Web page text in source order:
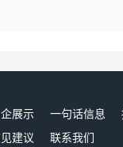
展示 一句话信息
建议 联系我们